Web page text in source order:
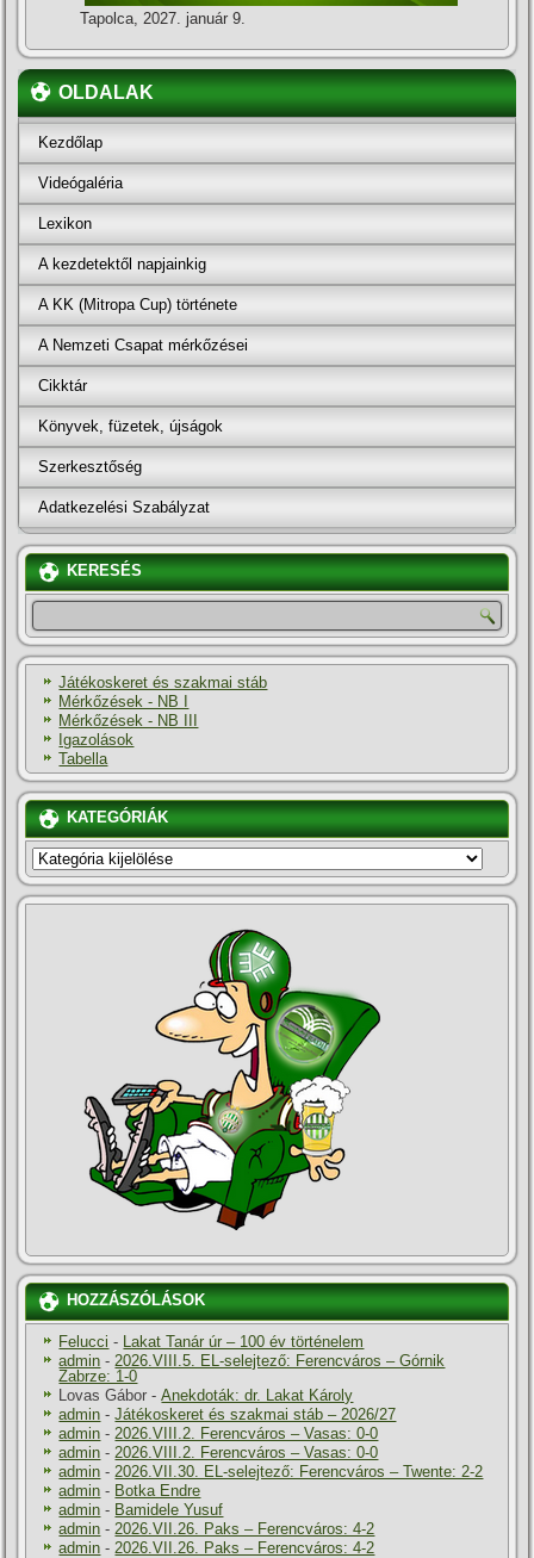
Tapolca, 2027. január 9.
OLDALAK
Kezdőlap
Videógaléria
Lexikon
A kezdetektől napjainkig
A KK (Mitropa Cup) története
A Nemzeti Csapat mérkőzései
Cikktár
Könyvek, füzetek, újságok
Szerkesztőség
Adatkezelési Szabályzat
KERESÉS
Játékoskeret és szakmai stáb
Mérkőzések - NB I
Mérkőzések - NB III
Igazolások
Tabella
KATEGÓRIÁK
KATEGÓRIÁK
HOZZÁSZÓLÁSOK
Felucci - Lakat Tanár úr – 100 év történelem
admin - 2026.VIII.5. EL-selejtező: Ferencváros – Górnik
Zabrze: 1-0
Lovas Gábor -Anekdoták: dr. Lakat Károly
admin -Játékoskeret és szakmai stáb – 2026/27
admin - 2026.VIII.2. Ferencváros – Vasas: 0-0
admin - 2026.VIII.2. Ferencváros – Vasas: 0-0
admin - 2026.VII.30. EL-selejtező: Ferencváros – Twente: 2-2
admin - Botka Endre
admin - Bamidele Yusuf
admin - 2026.VII.26. Paks – Ferencváros: 4-2
admin - 2026.VII.26. Paks – Ferencváros: 4-2